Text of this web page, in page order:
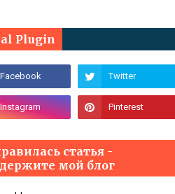
Plugin
статья -
мой блог